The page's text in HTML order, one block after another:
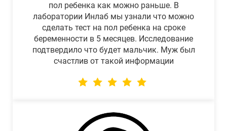
пол ребенка как можно раньше. В
лаборатории Инлаб мы узнали что можно
сделать тест на пол ребенка на сроке
беременности в 5 месяцев. Исследование
подтвердило что будет мальчик. Муж был
счастлив от такой информации